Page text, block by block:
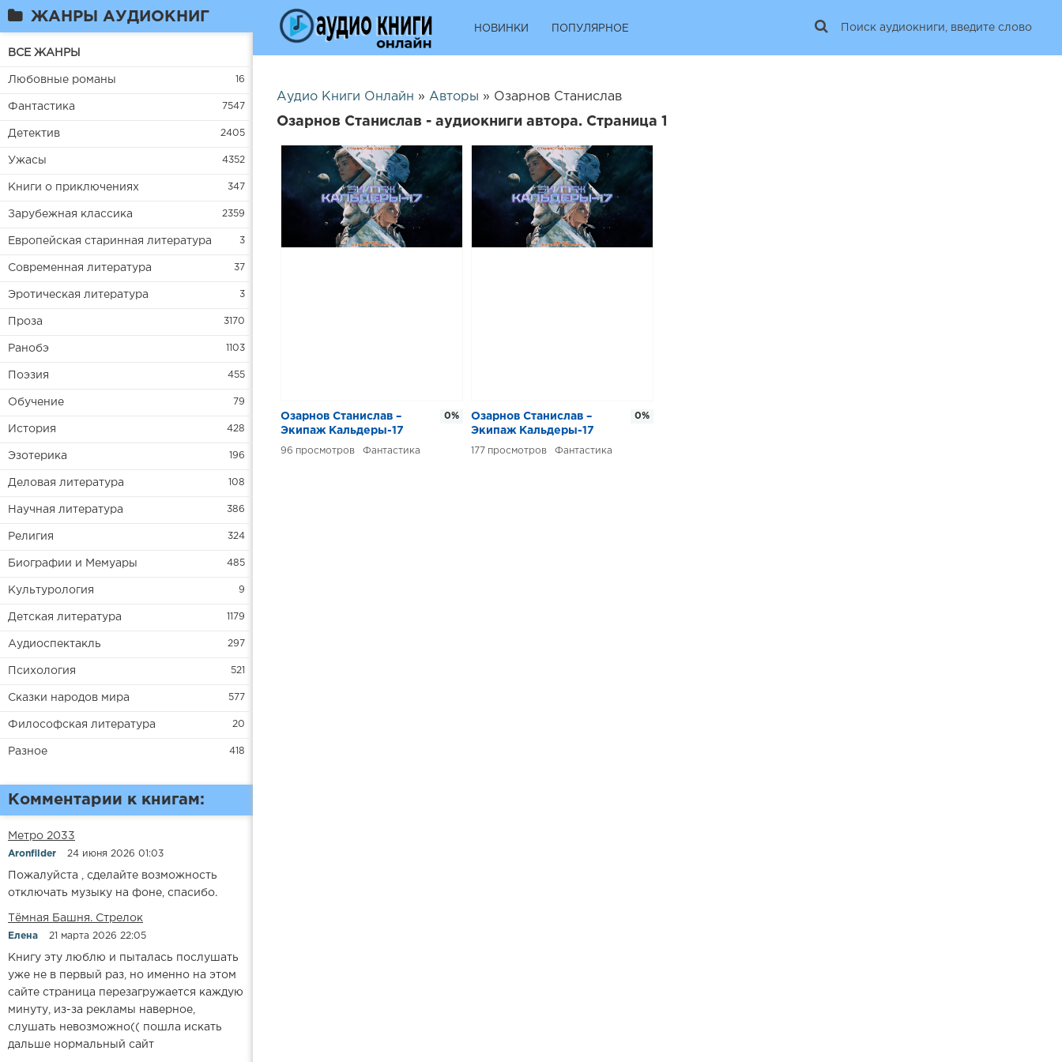
ЖАНРЫ АУДИОКНИГ
ВСЕ ЖАНРЫ
Любовные романы 16
Фантастика 7547
Детектив 2405
Ужасы 4352
Книги о приключениях 347
Зарубежная классика 2359
Европейская старинная литература 3
Современная литература 37
Эротическая литература 3
Проза 3170
Ранобэ 1103
Поэзия 455
Обучение 79
История 428
Эзотерика 196
Деловая литература 108
Научная литература 386
Религия 324
Биографии и Мемуары 485
Культурология 9
Детская литература 1179
Аудиоспектакль 297
Психология 521
Сказки народов мира 577
Философская литература 20
Разное 418
Комментарии к книгам:
Метро 2033
Aronfilder 24 июня 2026 01:03
Пожалуйста , сделайте возможность
отключать музыку на фоне, спасибо.
​​Тёмная Башня. Стрелок
Елена 21 марта 2026 22:05
Книгу эту люблю и пыталась послушать
уже не в первый раз, но именно на этом
сайте страница перезагружается каждую
минуту, из-за рекламы наверное,
слушать невозможно(( пошла искать
дальше нормальный сайт
НОВИНКИ ПОПУЛЯРНОЕ
Аудио Книги Онлайн » Авторы » Озарнов Станислав
Озарнов Станислав - аудиокниги автора. Страница 1
Озарнов Станислав –
Экипаж Кальдеры-17
96 Фантастика
0%
Озарнов Станислав –
Экипаж Кальдеры-17
177 Фантастика
0%